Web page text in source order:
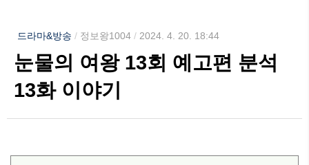
드라마&방송 / 정보왕1004 / 2024. 4. 20. 18:44
눈물의 여왕 13회 예고편 분석
13화 이야기